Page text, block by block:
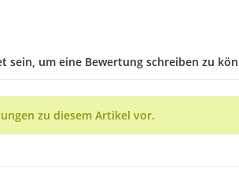
sein, um eine Bewertung schreiben zu
zu diesem Artikel vor.